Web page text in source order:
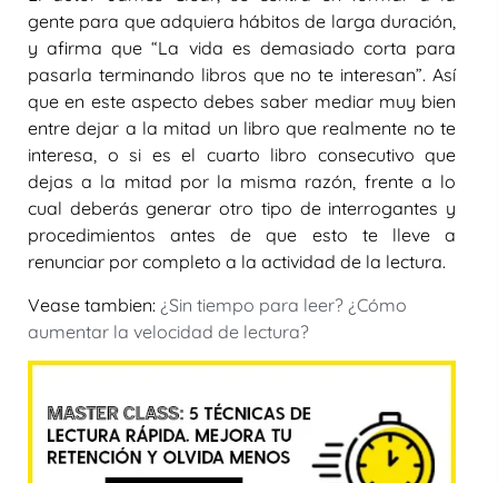
gente para que adquiera hábitos de larga duración,
y afirma que “La vida es demasiado corta para
pasarla terminando libros que no te interesan”. Así
que en este aspecto debes saber mediar muy bien
entre dejar a la mitad un libro que realmente no te
interesa, o si es el cuarto libro consecutivo que
dejas a la mitad por la misma razón, frente a lo
cual deberás generar otro tipo de interrogantes y
procedimientos antes de que esto te lleve a
renunciar por completo a la actividad de la lectura.
Vease tambien: ¿Sin tiempo para leer? ¿Cómo
aumentar la velocidad de lectura?